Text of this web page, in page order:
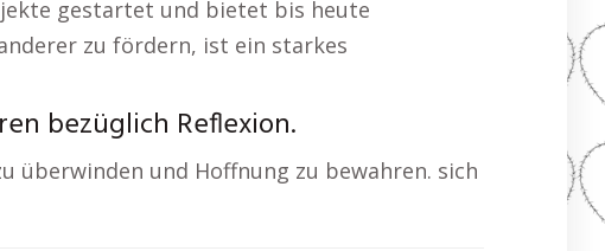
gestartet und bietet bis heute
zu fördern, ist ein starkes
bezüglich Reflexion.
überwinden und Hoffnung zu bewahren. sich